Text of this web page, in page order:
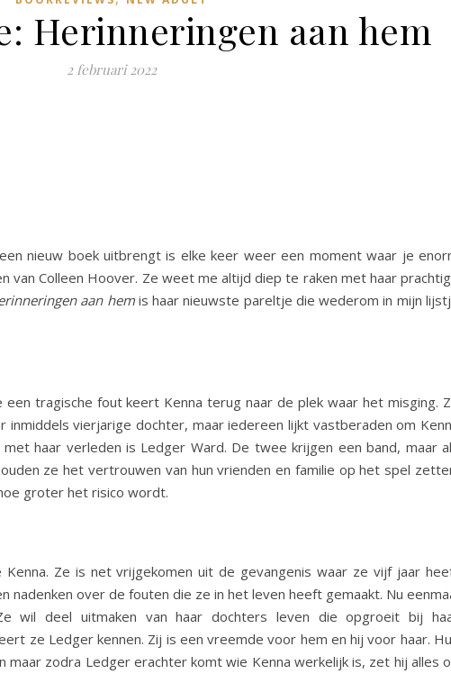
Herinneringen aan hem
2 februari 2022
nieuw boek uitbrengt is elke keer weer een moment waar je
van Colleen Hoover. Ze weet me altijd diep te raken met haar
aan hemis haar nieuwste pareltje die wederom in mijn
tragische fout keert Kenna terug naar de plek waar het misging.
inmiddels vierjarige dochter, maar iedereen lijkt vastberaden om
haar verleden is Ledger Ward. De twee krijgen een band, maar
ze het vertrouwen van hun vrienden en familie op het spel
groter het risico wordt.
Kenna. Ze is net vrijgekomen uit de gevangenis waar ze vijf jaar
nadenken over de fouten die ze in het leven heeft gemaakt. Nu
wil deel uitmaken van haar dochters leven die opgroeit bij
ze Ledger kennen. Zij is een vreemde voor hem en hij voor haar.
maar zodra Ledger erachter komt wie Kenna werkelijk is, zet hij alles